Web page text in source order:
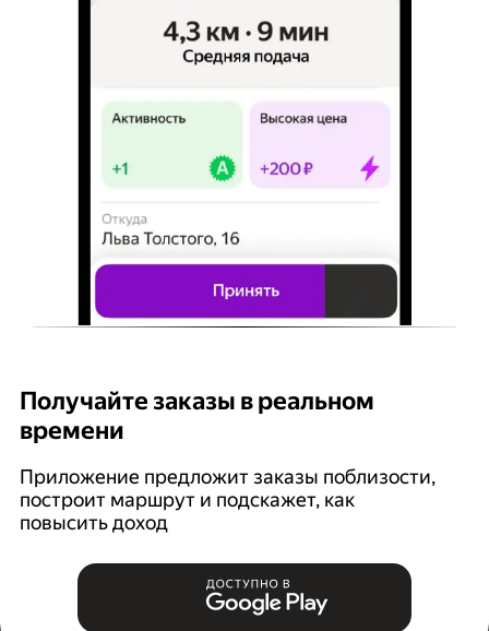
Получайте заказы в реальном
времени
Приложение предложит заказы поблизости,
построит маршрут и подскажет, как
повысить доход